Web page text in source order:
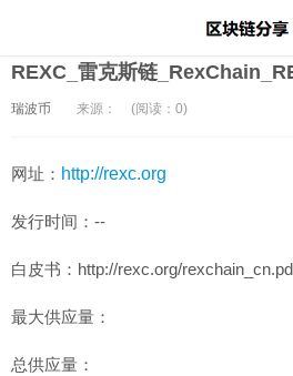
REXC_雷克斯链
瑞波币 来源： (阅读：0)
网址： http://rexc.org
发行时间：--
白皮书：http://rexc.org/
最大供应量：
总供应量：